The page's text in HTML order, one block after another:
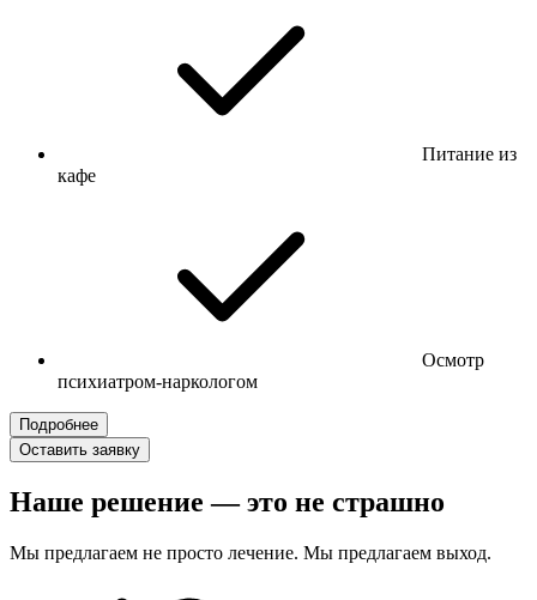
Питание из
кафе
Осмотр
психиатром-наркологом
Подробнее
Оставить заявку
Наше решение — это не страшно
Мы предлагаем не просто лечение. Мы предлагаем выход.